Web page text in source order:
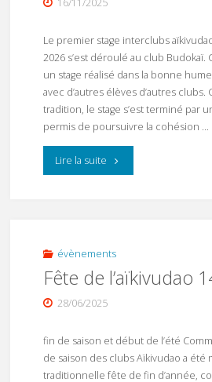
femme
du
08
mars
2026
16/11/2025
Le premier stage interclubs
2026 s’est déroulé au club Budokaï.
un stage réalisé dans la bonne
avec d’autres élèves d’autres clubs.
tradition, le stage s’est terminé par
permis de poursuivre la cohésion …
Lire la suite "1er
2025-
2026"
évènements
Fête de l’aïkivudao
28/06/2025
fin de saison et début de l’été
de saison des clubs Aïkivudao a été
traditionnelle fête de fin d’année,